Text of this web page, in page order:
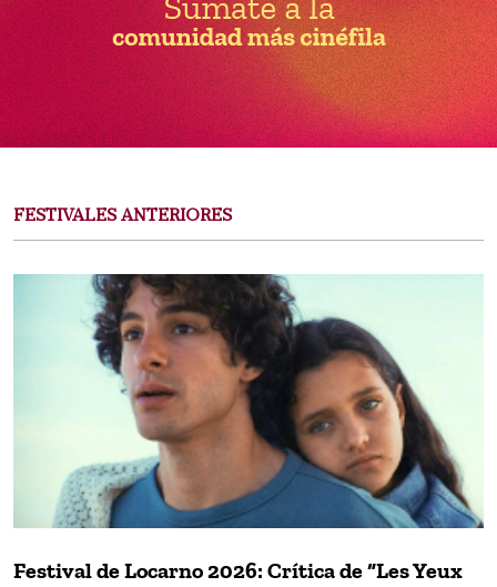
FESTIVALES ANTERIORES
Festival de Locarno 2026: Crítica de “Les Yeux